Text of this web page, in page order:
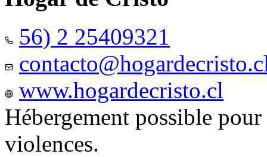
56) 2 25409321
www.hogardecristo.cl
Hébergement possible
violences.